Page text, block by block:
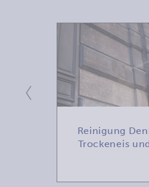
Reinigung
Trockeneis